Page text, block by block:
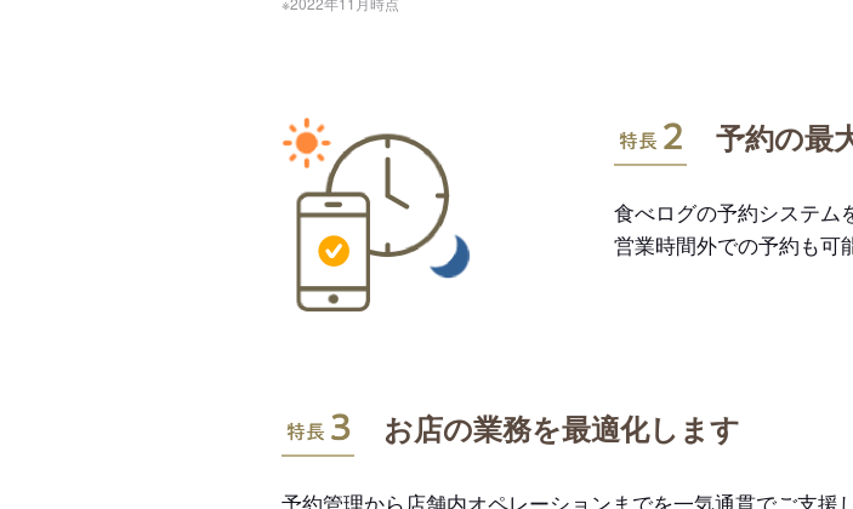
特長2
予約の最
食べログの予約システム
営業時間外での予約も可
特長3
お店の業務を最適化します
予約管理から店舗内オペレーションまでを一気通貫でご支援し